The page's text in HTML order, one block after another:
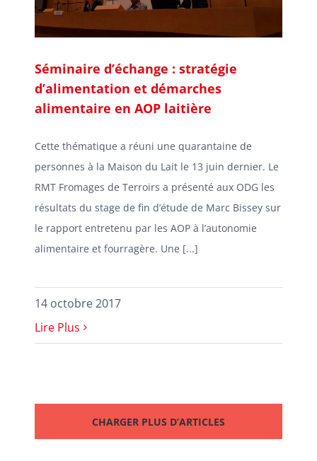
Séminaire d’échange : stratégie
d’alimentation et démarches
alimentaire en AOP laitière
Cette thématique a réuni une quarantaine de
personnes à la Maison du Lait le 13 juin dernier. Le
RMT Fromages de Terroirs a présenté aux ODG les
résultats du stage de fin d’étude de Marc Bissey sur
le rapport entretenu par les AOP à l’autonomie
alimentaire et fourragère. Une [...]
14 octobre 2017
Lire Plus
CHARGER PLUS D’ARTICLES